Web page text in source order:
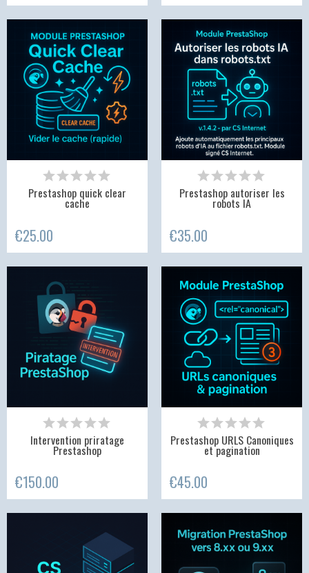
Prestashop quick clear
cache
€25.00
Prestashop autoriser les
robots IA
€35.00
Intervention priratage
Prestashop
€150.00
Prestashop URLS Canoniques
et pagination
€45.00